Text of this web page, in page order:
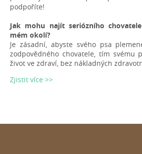
podpoříte!
Jak mohu najít seriózního
mém okolí?
Je zásadní, abyste svého psa
zodpovědného chovatele, tím svému
život ve zdraví, bez nákladných
Zjistit více >>